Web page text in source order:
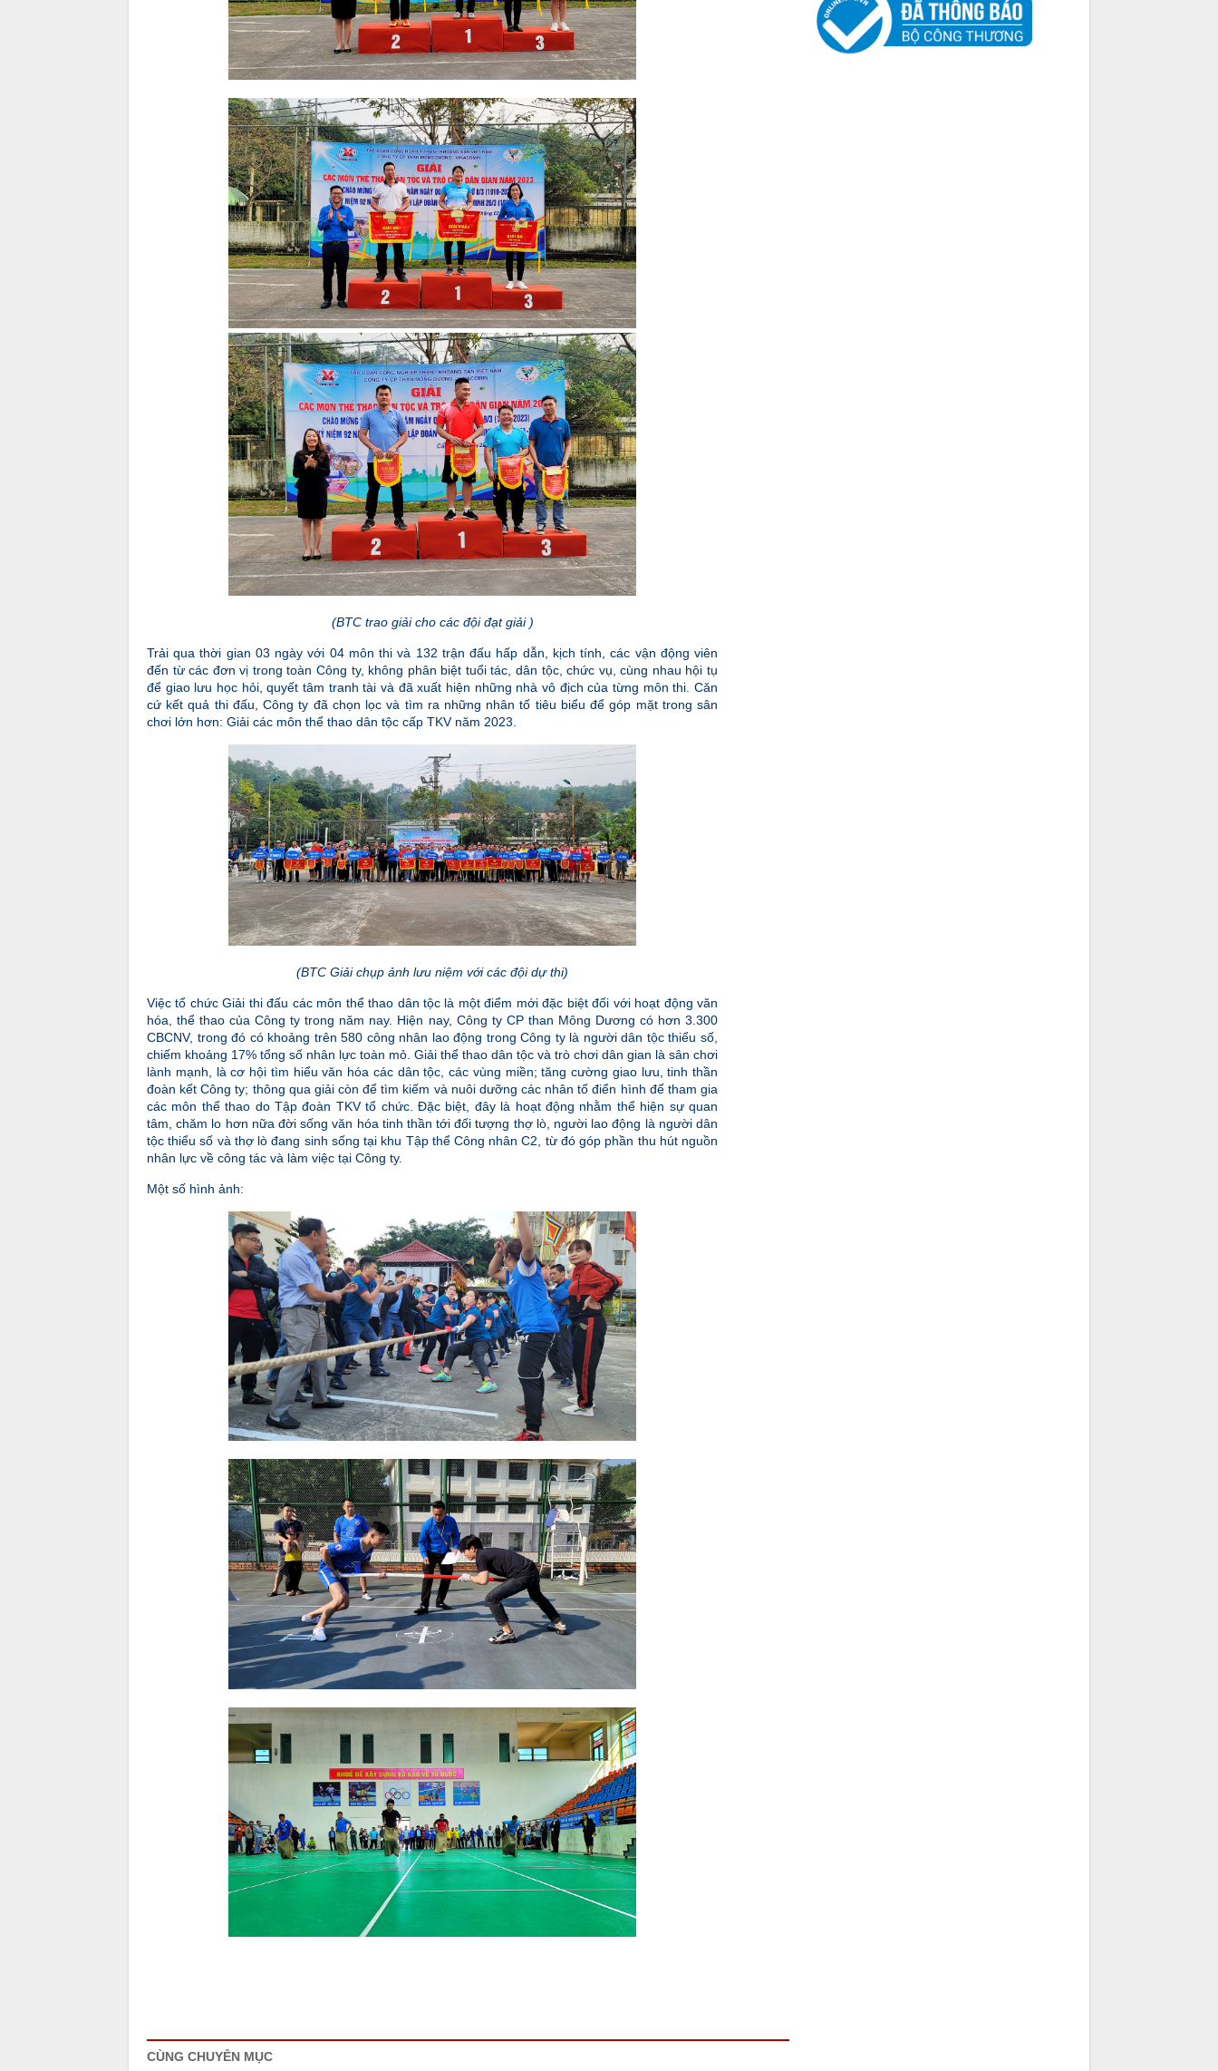
(BTC trao giải cho các đội đạt giải )
Trải qua thời gian 03 ngày với 04 môn thi và 132 trận đấu hấp dẫn, kịch tính, các vận động viên
đến từ các đơn vị trong toàn Công ty, không phân biệt tuổi tác, dân tộc, chức vụ, cùng nhau hội tụ
để giao lưu học hỏi, quyết tâm tranh tài và đã xuất hiện những nhà vô địch của từng môn thi. Căn
cứ kết quả thi đấu, Công ty đã chọn lọc và tìm ra những nhân tố tiêu biểu để góp mặt trong sân
chơi lớn hơn: Giải các môn thể thao dân tộc cấp TKV năm 2023.
(BTC Giải chụp ảnh lưu niệm với các đội dự thi)
Việc tổ chức Giải thi đấu các môn thể thao dân tộc là một điểm mới đặc biệt đối với hoạt động văn
hóa, thể thao của Công ty trong năm nay. Hiện nay, Công ty CP than Mông Dương có hơn 3.300
CBCNV, trong đó có khoảng trên 580 công nhân lao động trong Công ty là người dân tộc thiểu số,
chiếm khoảng 17% tổng số nhân lực toàn mỏ. Giải thể thao dân tộc và trò chơi dân gian là sân chơi
lành mạnh, là cơ hội tìm hiểu văn hóa các dân tộc, các vùng miền; tăng cường giao lưu, tinh thần
đoàn kết Công ty; thông qua giải còn để tìm kiếm và nuôi dưỡng các nhân tố điển hình để tham gia
các môn thể thao do Tập đoàn TKV tổ chức. Đặc biệt, đây là hoạt động nhằm thể hiện sự quan
tâm, chăm lo hơn nữa đời sống văn hóa tinh thần tới đối tượng thợ lò, người lao động là người dân
tộc thiểu số và thợ lò đang sinh sống tại khu Tập thể Công nhân C2, từ đó góp phần thu hút nguồn
nhân lực về công tác và làm việc tại Công ty.
Một số hình ảnh:
CÙNG CHUYÊN MỤC